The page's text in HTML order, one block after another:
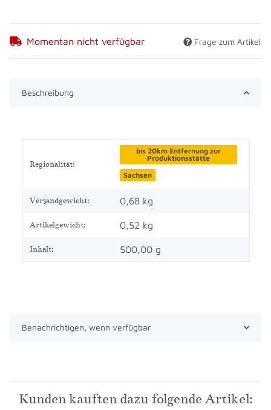
Momentan nicht verfügbar Frage zum Artikel
Beschreibung
Regionalität:
bis 20km Entfernung zur
Produktionsstätte
Sachsen
Versandgewicht: 0,68 kg
Artikelgewicht: 0,52 kg
Inhalt: 500,00 g
Benachrichtigen, wenn verfügbar
Kunden kauften dazu folgende Artikel: